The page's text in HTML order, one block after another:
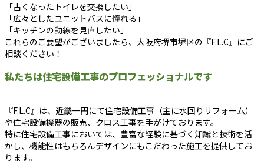
「古くなったトイレを交換したい」
「広々としたユニットバスに憧れる」
「キッチンの動線を見直したい」
これらのご要望がございましたら、大阪府堺市堺区の『F.L.C』にご
相談ください！
私たちは住宅設備工事のプロフェッショナルです
『F.L.C』は、近畿一円にて住宅設備工事（主に水回りリフォーム）
や住宅設備機器の販売、クロス工事を手がけております。
特に住宅設備工事においては、豊富な経験に基づく知識と技術を活
かし、機能性はもちろんデザインにもこだわった施工を提供してお
ります。